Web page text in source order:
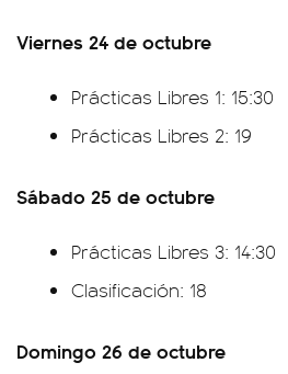
Viernes 24 de octubre
Prácticas Libres 1: 15:30
Prácticas Libres 2: 19
Sábado 25 de octubre
Prácticas Libres 3: 14:30
Clasificación: 18
Domingo 26 de octubre